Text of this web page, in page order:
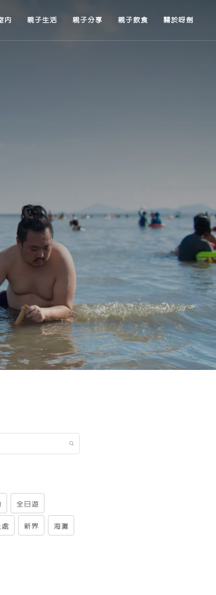
內 親子生活 親子分享 親子飲食 關於呀劍
全日遊
新界 海灘